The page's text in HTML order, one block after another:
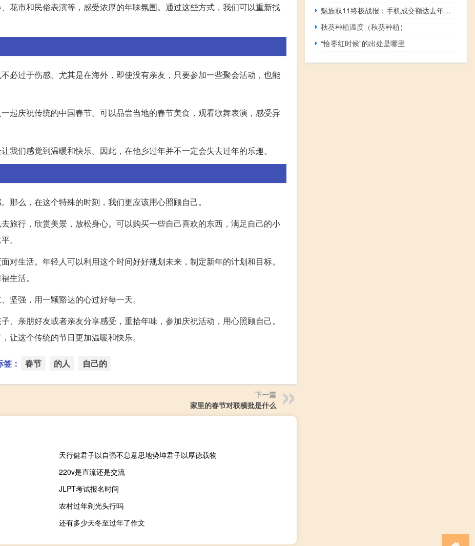
花市和民俗表演等，感受浓厚的年味氛围。通过这些方式，我们可以重新找
必过于伤感。尤其是在海外，即使没有亲友，只要参加一些聚会活动，也能
起庆祝传统的中国春节。可以品尝当地的春节美食，观看歌舞表演，感受异
我们感觉到温暖和快乐。因此，在他乡过年并不一定会失去过年的乐趣。
那么，在这个特殊的时刻，我们更应该用心照顾自己。
旅行，欣赏美景，放松身心。可以购买一些自己喜欢的东西，满足自己的小
。
对生活。年轻人可以利用这个时间好好规划未来，制定新年的计划和目标。
生活。
坚强，用一颗豁达的心过好每一天。
、亲朋好友或者亲友分享感受，重拾年味，参加庆祝活动，用心照顾自己。
让这个传统的节日更加温暖和快乐。
： 春节 的人 自己的
下一篇
家里的春节对联横批是什么
天行健君子以自强不息意思地势坤君子以厚德载物
220v是直流还是交流
JLPT考试报名时间
农村过年剃光头行吗
还有多少天冬至过年了作文
魅族双11终极战报：手机成交额达去年同期5倍 手机周边配件销量同比提升665%
秋葵种植温度（秋葵种植）
“恰枣红时候”的出处是哪里